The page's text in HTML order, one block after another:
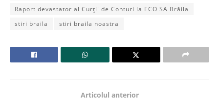
Raport devastator al Curții de Conturi la ECO SA Brăila
stiri braila
stiri braila noastra
Articolul anterior